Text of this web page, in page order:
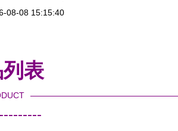
08-08 15:15:40
表